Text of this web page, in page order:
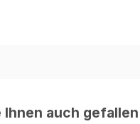
Ihnen auch gefallen